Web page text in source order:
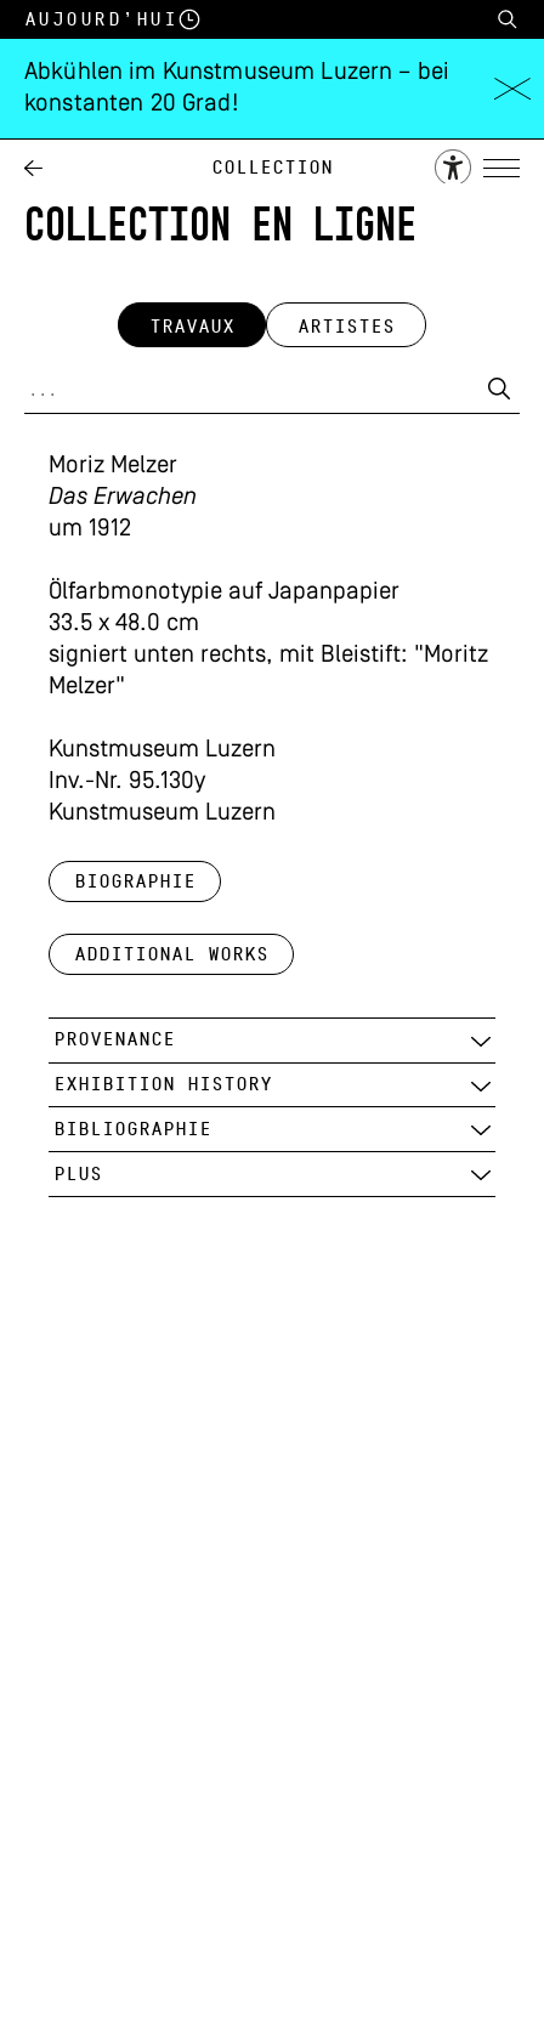
Aujourd’hui
Abkühlen im Kunstmuseum Luzern – bei
konstanten 20 Grad!
Collection
COLLECTION EN LIGNE
TRAVAUX ARTISTES
Moriz Melzer
Das Erwachen
um 1912
Ölfarbmonotypie auf Japanpapier
33.5 x 48.0 cm
signiert unten rechts, mit Bleistift: "Moritz
Melzer"
Kunstmuseum Luzern
Inv.-Nr. 95.130y
Kunstmuseum Luzern
Biographie
Additional works
PROVENANCE
EXHIBITION HISTORY
BIBLIOGRAPHIE
PLUS